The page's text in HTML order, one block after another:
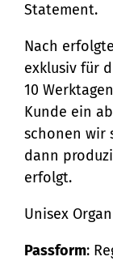
Statement.
Nach
exklusiv für
10
Kunde ein
schonen wir
dann
erfolgt.
Unisex
Passform: